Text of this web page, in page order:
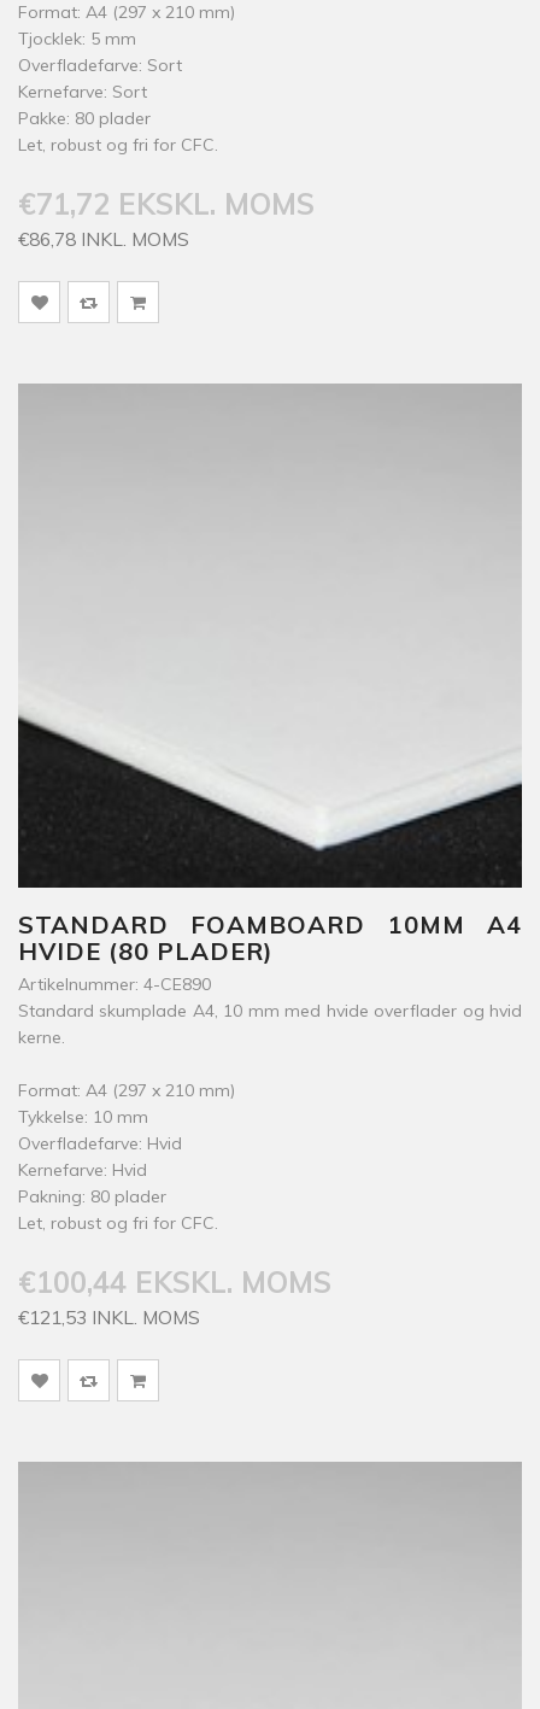
Format: A4 (297 x 210 mm)
Tjocklek: 5 mm
Overfladefarve: Sort
Kernefarve: Sort
Pakke: 80 plader
Let, robust og fri for CFC.
€71,72 EKSKL. MOMS
€86,78 INKL. MOMS
STANDARD FOAMBOARD 10MM A4
HVIDE (80 PLADER)
Artikelnummer: 4-CE890
Standard skumplade A4, 10 mm med hvide overflader og hvid
kerne.
Format: A4 (297 x 210 mm)
Tykkelse: 10 mm
Overfladefarve: Hvid
Kernefarve: Hvid
Pakning: 80 plader
Let, robust og fri for CFC.
€100,44 EKSKL. MOMS
€121,53 INKL. MOMS